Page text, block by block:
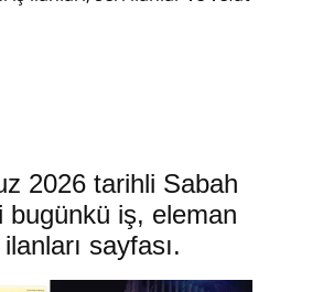
2026 tarihli Sabah
bugünkü iş, eleman
sayfası.